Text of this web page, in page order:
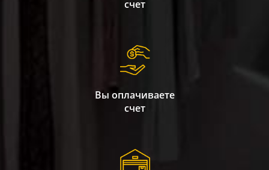
счет
Вы оплачиваете
счет